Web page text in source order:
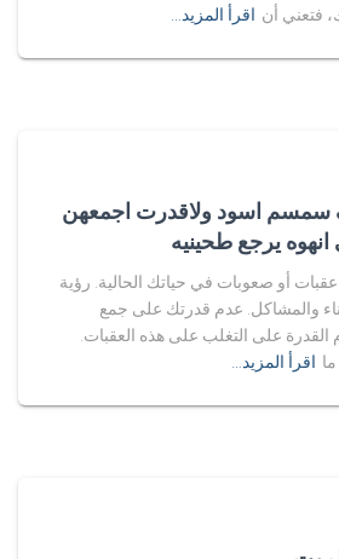
فتعني أن اقرأ المزيد…
اسود ولاقدرت اجمعهن
يرجع طحينيه
أو صعوبات في حياتك الحالية. رؤية
والمشاكل. عدم قدرتك على جمع
على التغلب على هذه العقبات.
اقرأ المزيد…